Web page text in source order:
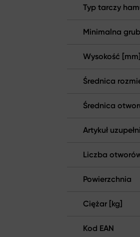
Typ tarczy
Minimalna
Wysokość [mm]
Średnica
Średnica
Artykuł
Liczba
Powierzchnia
Ciężar [kg]
Kod EAN